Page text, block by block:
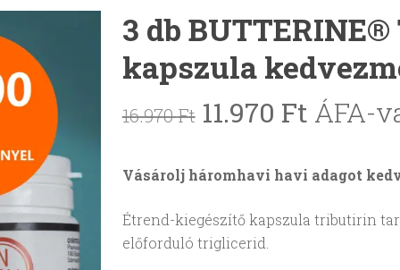
3 db
kapszula
16.970Ft Original
was:
16.970 Ft.
11.970 Ft
is:
11.970
ÁFA-
Vásárolj háromhavi havi adagot
Étrend-kiegészítő kapszula tributirin
előforduló triglicerid.